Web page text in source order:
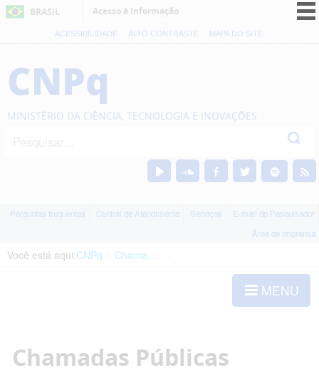
BRASIL
Acesso à informação
CORONAVÍRUS (COVID-19)
Canais
ACESSIBILIDADE ALTO CONTRASTE MAPA DO SITE
CNPq
MINISTÉRIO DA CIÊNCIA, TECNOLOGIA E INOVAÇÕES
Perguntas frequentes Central de Atendimento Serviços
E-mail do Pesquisador
Área de imprensa
Você está aqui:CNPq Chamadas
MENU
Chamadas Públicas